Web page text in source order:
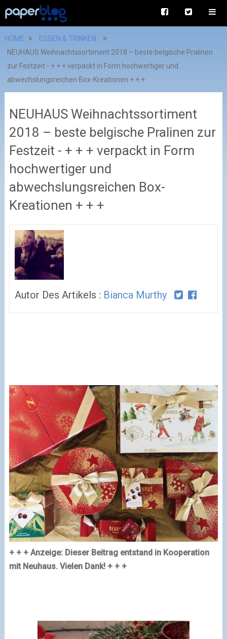
HOME
ESSEN & TRINKEN
NEUHAUS Weihnachtssortiment 2018 – beste belgische Pralinen
zur Festzeit - + + + verpackt in Form hochwertiger und
abwechslungsreichen Box-Kreationen + + +
NEUHAUS Weihnachtssortiment
2018 – beste belgische Pralinen zur
Festzeit - + + + verpackt in Form
hochwertiger und
abwechslungsreichen Box-
Kreationen + + +
Autor Des Artikels : Bianca Murthy
+ + + Anzeige: Dieser Beitrag entstand in Kooperation
mit Neuhaus. Vielen Dank! + + +